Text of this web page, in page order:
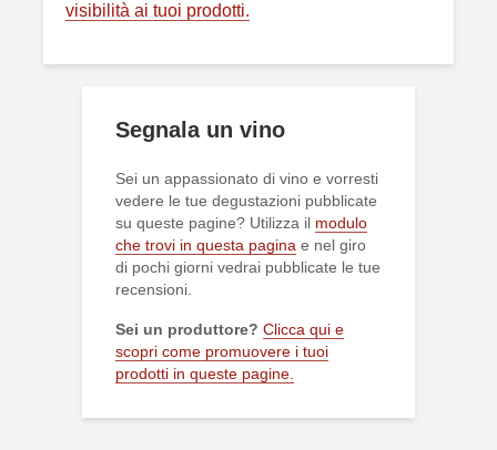
visibilità ai tuoi prodotti.
Segnala un vino
Sei un appassionato di vino e vorresti
vedere le tue degustazioni pubblicate
su queste pagine? Utilizza il modulo
che trovi in questa pagina e nel giro
di pochi giorni vedrai pubblicate le tue
recensioni.
Sei un produttore? Clicca qui e
scopri come promuovere i tuoi
prodotti in queste pagine.